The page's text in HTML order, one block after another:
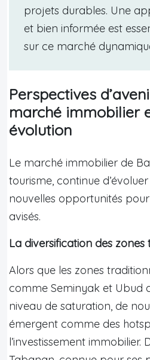
projets durables. Une
et bien informée est
sur ce marché
Perspectives
marché immobilier
évolution
Le marché immobilier de
tourisme, continue
nouvelles opportunités pour
avisés.
La diversification des zones
Alors que les zones
comme Seminyak et Ubud
niveau de saturation, de
émergent comme des
l’investissement immobilier.